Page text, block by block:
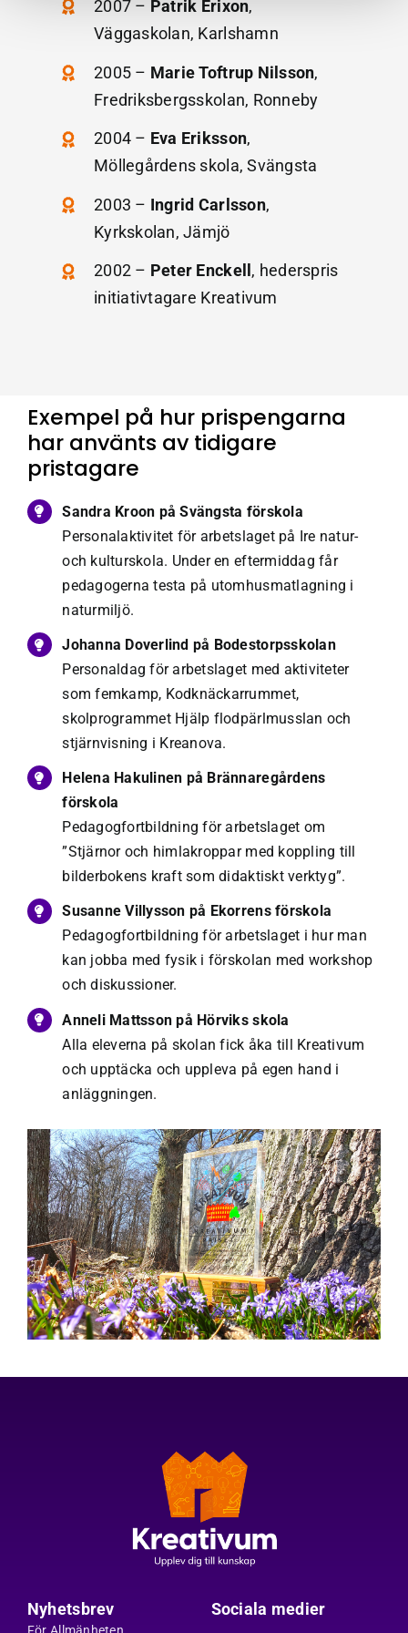
2007 – Patrik Erixon,
Väggaskolan, Karlshamn
2005 – Marie Toftrup Nilsson,
Fredriksbergsskolan, Ronneby
2004 – Eva Eriksson,
Möllegårdens skola, Svängsta
2003 – Ingrid Carlsson,
Kyrkskolan, Jämjö
2002 – Peter Enckell , hederspris
initiativtagare Kreativum
Exempel på hur prispengarna
har använts av tidigare
pristagare
Sandra Kroon på Svängsta förskola
Personalaktivitet för arbetslaget på Ire natur-
och kulturskola. Under en eftermiddag får
pedagogerna testa på utomhusmatlagning i
naturmiljö.
Johanna Doverlind på Bodestorpsskolan
Personaldag för arbetslaget med aktiviteter
som femkamp, Kodknäckarrummet,
skolprogrammet Hjälp flodpärlmusslan och
stjärnvisning i Kreanova.
Helena Hakulinen på Brännaregårdens
förskola
Pedagogfortbildning för arbetslaget om
”Stjärnor och himlakroppar med koppling till
bilderbokens kraft som didaktiskt verktyg”.
Susanne Villysson på Ekorrens förskola
Pedagogfortbildning för arbetslaget i hur man
kan jobba med fysik i förskolan med workshop
och diskussioner.
Anneli Mattsson på Hörviks skola
Alla eleverna på skolan fick åka till Kreativum
och upptäcka och uppleva på egen hand i
anläggningen.
Nyhetsbrev
För Allmänheten
Sociala medier